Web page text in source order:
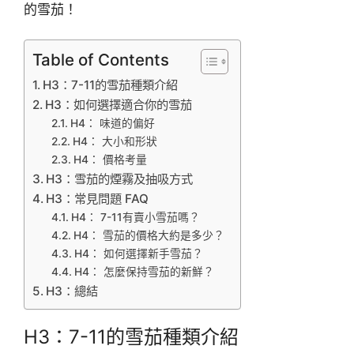
的雪茄！
Table of Contents
H3：7-11的雪茄種類介紹
H3：如何選擇適合你的雪茄
H4： 味道的偏好
H4： 大小和形狀
H4： 價格考量
H3：雪茄的煙霧及抽吸方式
H3：常見問題 FAQ
H4： 7-11有賣小雪茄嗎？
H4： 雪茄的價格大約是多少？
H4： 如何選擇新手雪茄？
H4： 怎麼保持雪茄的新鮮？
H3：總結
H3：7-11的雪茄種類介紹